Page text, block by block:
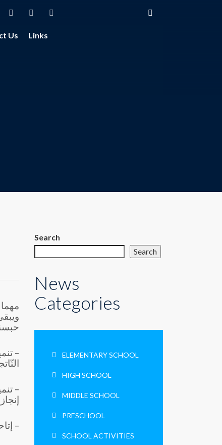
Us Links
–
–
–
Search
Search
News
Categories
ELEMENTARY SCHOOL
HIGH SCHOOL
MIDDLE SCHOOL
PRESCHOOL
SCHOOL ACTIVITIES